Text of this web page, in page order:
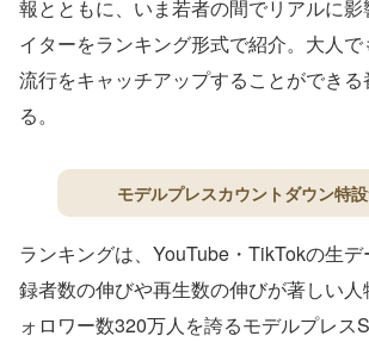
報とともに、いま若者の間でリアルに
イターをランキング形式で紹介。大人
流行をキャッチアップすることができ
る。
モデルプレスカウントダウン特
ランキングは、YouTube・TikTokの生
録者数の伸びや再生数の伸びが著しい
ォロワー数320万人を誇るモデルプレス